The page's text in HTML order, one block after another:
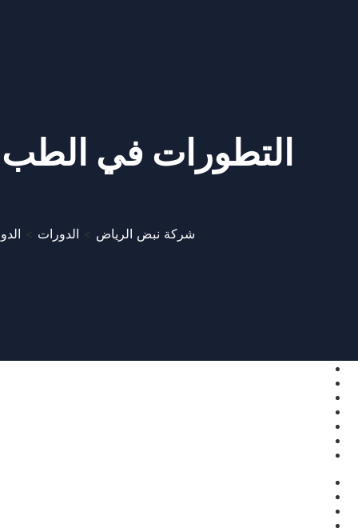
التطورات في الطب
شركة نبض الرياض > الدورات >